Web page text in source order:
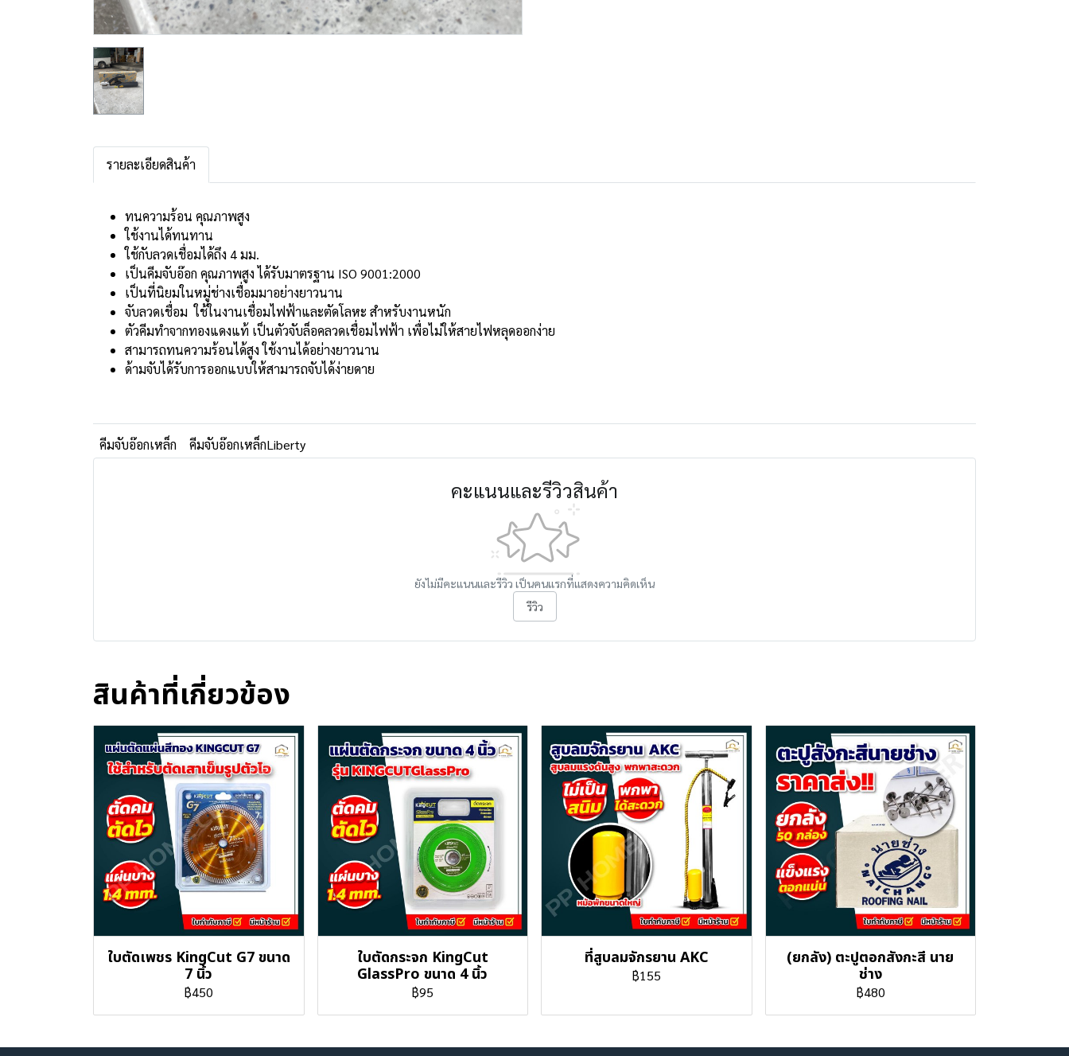
รายละเอียดสินค้า
ทนความร้อน คุณภาพสูง
ใช้งานได้ทนทาน
ใช้กับลวดเชื่อมได้ถึง 4 มม.
เป็นคีมจับอ๊อก คุณภาพสูง ได้รับมาตรฐาน ISO 9001:2000
เป็นที่นิยมในหมู่ช่างเชื่อมมาอย่างยาวนาน
จับลวดเชื่อม ใช้ในงานเชื่อมไฟฟ้าและตัดโลหะ สำหรับงานหนัก
ตัวคีมทำจากทองแดงแท้ เป็นตัวจับล็อคลวดเชื่อมไฟฟ้า เพื่อไม่ให้สายไฟหลุดออกง่าย
สามารถทนความร้อนได้สูง ใช้งานได้อย่างยาวนาน
ด้ามจับได้รับการออกแบบให้สามารถจับได้ง่ายดาย
คีมจับอ๊อกเหล็ก คีมจับอ๊อกเหล็กLiberty
คะแนนและรีวิวสินค้า
ยังไม่มีคะแนนและรีวิว เป็นคนแรกที่แสดงความคิดเห็น
รีวิว
สินค้าที่เกี่ยวข้อง
ใบตัดเพชร KingCut G7 ขนาด
7 นิ้ว
฿450
ใบตัดกระจก KingCut
GlassPro ขนาด 4 นิ้ว
฿95
ที่สูบลมจักรยาน AKC
฿155
(ยกลัง) ตะปูตอกสังกะสี นาย
ช่าง
฿480